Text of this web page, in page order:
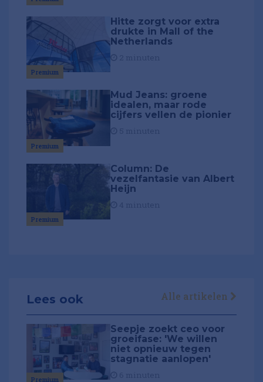
Premium
Hitte zorgt voor extra
drukte in Mall of the
Netherlands
Premium
Mud Jeans: groene
idealen, maar rode
cijfers vellen de pionier
Premium
Column: De
vezelfantasie van Albert
Heijn
Lees ook Alle artikelen
Premium
Seepje zoekt ceo voor
groeifase: 'We willen
niet opnieuw tegen
stagnatie aanlopen'